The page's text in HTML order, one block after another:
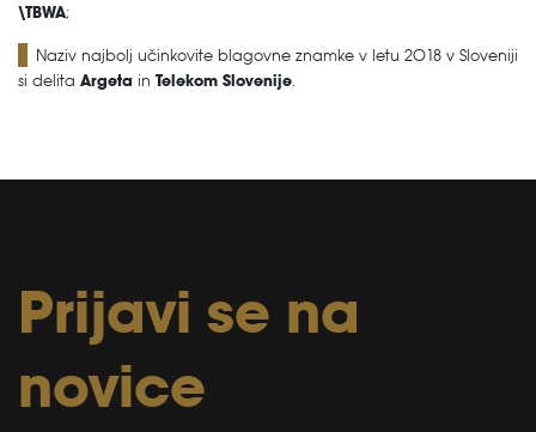
\TBWA;
Naziv najbolj učinkovite blagovne znamke v letu 2018 v Sloveniji
si delita Argeta in Telekom Slovenije.
Prijavi se na
novice